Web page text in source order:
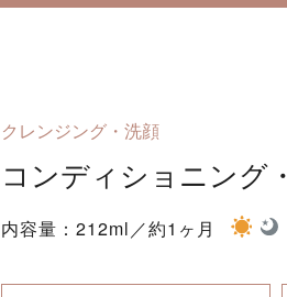
クレンジング・洗顔
コンディショニング
内容量：212ml／約1ヶ月